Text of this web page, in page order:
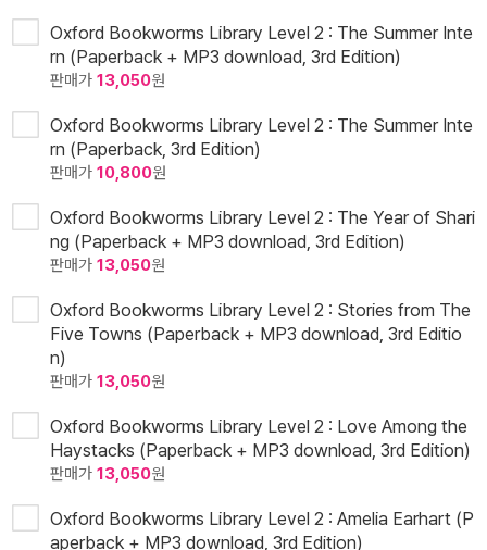
Oxford Bookworms Library Level 2 : The Summer Inte
rn (Paperback + MP3 download, 3rd Edition)
판매가 13,050원
Oxford Bookworms Library Level 2 : The Summer Inte
rn (Paperback, 3rd Edition)
판매가 10,800원
Oxford Bookworms Library Level 2 : The Year of Shari
ng (Paperback + MP3 download, 3rd Edition)
판매가 13,050원
Oxford Bookworms Library Level 2 : Stories from The
Five Towns (Paperback + MP3 download, 3rd Editio
n)
판매가 13,050원
Oxford Bookworms Library Level 2 : Love Among the
Haystacks (Paperback + MP3 download, 3rd Edition)
판매가 13,050원
Oxford Bookworms Library Level 2 : Amelia Earhart (P
aperback + MP3 download, 3rd Edition)